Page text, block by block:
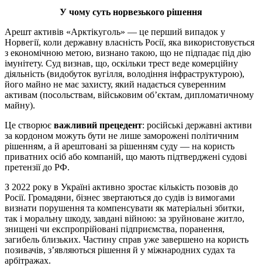
У чому суть норвезького рішення
Арешт активів «Арктікуголь» — це перший випадок у
Норвегії, коли державну власність Росії, яка використовується
з економічною метою, визнано такою, що не підпадає під дію
імунітету. Суд визнав, що, оскільки трест веде комерційну
діяльність (видобуток вугілля, володіння інфраструктурою),
його майно не має захисту, який надається суверенним
активам (посольствам, військовим об’єктам, дипломатичному
майну).
Це створює важливий прецедент: російські державні активи
за кордоном можуть бути не лише заморожені політичним
рішенням, а й арештовані за рішенням суду — на користь
приватних осіб або компаній, що мають підтверджені судові
претензії до РФ.
З 2022 року в Україні активно зростає кількість позовів до
Росії. Громадяни, бізнес звертаються до судів із вимогами
визнати порушення та компенсувати як матеріальні збитки,
так і моральну шкоду, завдані війною: за зруйноване житло,
знищені чи експропрійовані підприємства, поранення,
загибель близьких. Частину справ уже завершено на користь
позивачів, з’являються рішення й у міжнародних судах та
арбітражах.